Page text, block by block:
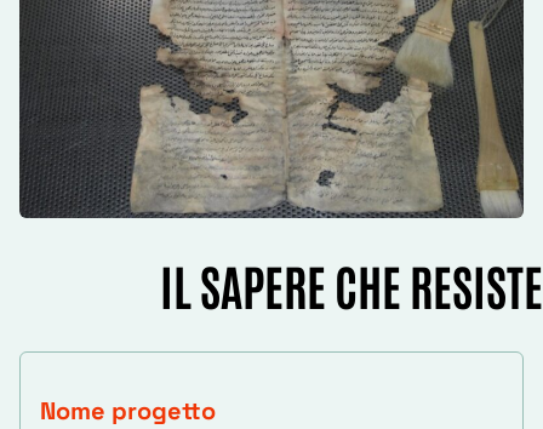
IL SAPERE CHE RESISTE
Nome progetto